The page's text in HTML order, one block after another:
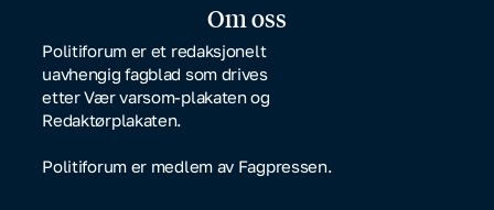
Om oss
Politiforum er et redaksjonelt
uavhengig fagblad som drives
etter Vær varsom-plakaten og
Redaktørplakaten.
Politiforum er medlem av Fagpressen.